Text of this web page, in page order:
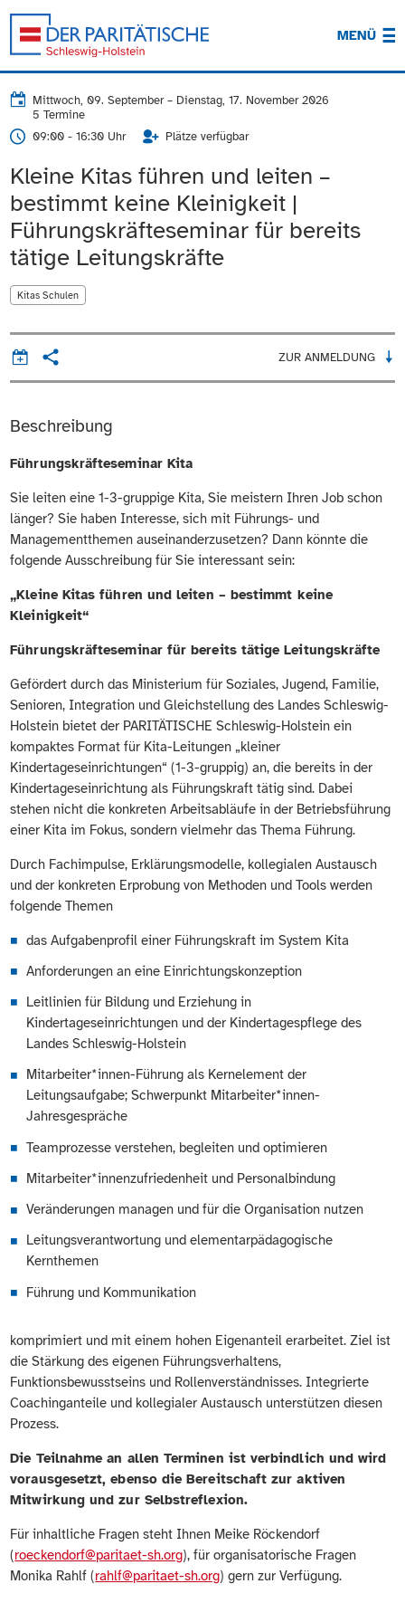
MENÜ
Mittwoch, 09. September– Dienstag, 17. November 2026
5 Termine
09:00 - 16:30 Uhr
Plätze verfügbar
Kleine Kitas führen und leiten –
bestimmt keine Kleinigkeit |
Führungskräfteseminar für bereits
tätige Leitungskräfte
Kitas Schulen
ZUR ANMELDUNG
Beschreibung
Führungskräfteseminar Kita
Sie leiten eine 1-3-gruppige Kita, Sie meistern Ihren Job schon
länger? Sie haben Interesse, sich mit Führungs- und
Managementthemen auseinanderzusetzen? Dann könnte die
folgende Ausschreibung für Sie interessant sein:
„Kleine Kitas führen und leiten – bestimmt keine
Kleinigkeit“
Führungskräfteseminar für bereits tätige Leitungskräfte
Gefördert durch das Ministerium für Soziales, Jugend, Familie,
Senioren, Integration und Gleichstellung des Landes Schleswig-
Holstein bietet der PARITÄTISCHE Schleswig-Holstein ein
kompaktes Format für Kita-Leitungen „kleiner
Kindertageseinrichtungen“ (1-3-gruppig) an, die bereits in der
Kindertageseinrichtung als Führungskraft tätig sind. Dabei
stehen nicht die konkreten Arbeitsabläufe in der Betriebsführung
einer Kita im Fokus, sondern vielmehr das Thema Führung.
Durch Fachimpulse, Erklärungsmodelle, kollegialen Austausch
und der konkreten Erprobung von Methoden und Tools werden
folgende Themen
das Aufgabenprofil einer Führungskraft im System Kita
Anforderungen an eine Einrichtungskonzeption
Leitlinien für Bildung und Erziehung in
Kindertageseinrichtungen und der Kindertagespflege des
Landes Schleswig-Holstein
Mitarbeiter*innen-Führung als Kernelement der
Leitungsaufgabe; Schwerpunkt Mitarbeiter*innen-
Jahresgespräche
Teamprozesse verstehen, begleiten und optimieren
Mitarbeiter*innenzufriedenheit und Personalbindung
Veränderungen managen und für die Organisation nutzen
Leitungsverantwortung und elementarpädagogische
Kernthemen
Führung und Kommunikation
komprimiert und mit einem hohen Eigenanteil erarbeitet. Ziel ist
die Stärkung des eigenen Führungsverhaltens,
Funktionsbewusstseins und Rollenverständnisses. Integrierte
Coachinganteile und kollegialer Austausch unterstützen diesen
Prozess.
Die Teilnahme an allen Terminen ist verbindlich und wird
vorausgesetzt, ebenso die Bereitschaft zur aktiven
Mitwirkung und zur Selbstreflexion.
Für inhaltliche Fragen steht Ihnen Meike Röckendorf
(roeckendorf@paritaet-sh.org), für organisatorische Fragen
Monika Rahlf (rahlf@paritaet-sh.org) gern zur Verfügung.